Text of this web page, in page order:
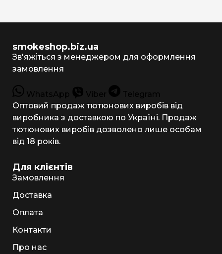
smokeshop.biz.ua
Зв'яжіться з менеджером для оформлення
замовлення
WhatsApp Viber
Telegram
Оптовий продаж тютюнових виробів від
виробника з доставкою по Україні. Продаж
тютюнових виробів дозволено лише особам
від 18 років.
Для клієнтів
Замовлення
Доставка
Оплата
Контакти
Про нас